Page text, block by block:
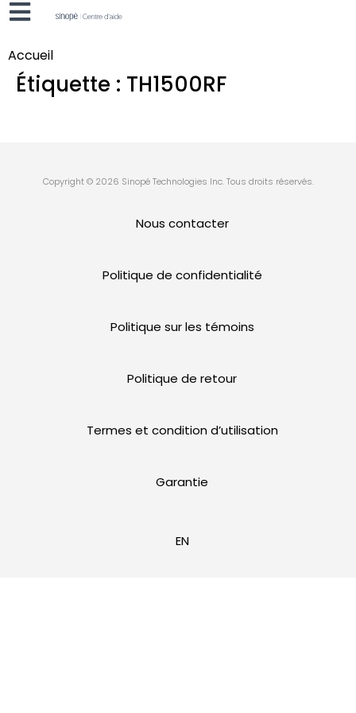
Accueil
Étiquette : TH1500RF
Copyright © 2026 Sinopé Technologies Inc. Tous droits réservés.
Nous contacter
Politique de confidentialité
Politique sur les témoins
Politique de retour
Termes et condition d’utilisation
Garantie
EN